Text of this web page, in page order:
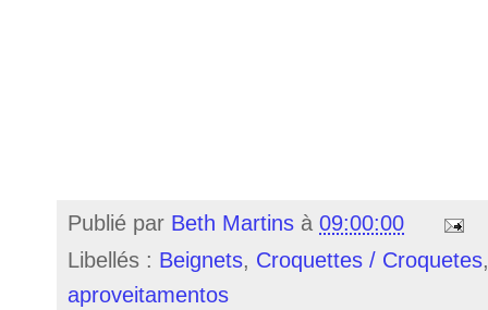
Publié par Beth Martins à 09:00:00
Libellés : Beignets, Croquettes / Croquetes
aproveitamentos